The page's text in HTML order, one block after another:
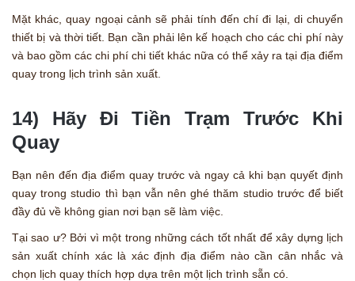
Mặt khác, quay ngoại cảnh sẽ phải tính đến chí đi lại, di chuyển
thiết bị và thời tiết. Bạn cần phải lên kế hoạch cho các chi phí này
và bao gồm các chi phí chi tiết khác nữa có thể xảy ra tại địa điểm
quay trong lịch trình sản xuất.
14) Hãy Đi Tiền Trạm Trước Khi
Quay
Bạn nên đến địa điểm quay trước và ngay cả khi bạn quyết định
quay trong studio thì bạn vẫn nên ghé thăm studio trước để biết
đầy đủ về không gian nơi bạn sẽ làm việc.
Tại sao ư? Bởi vì một trong những cách tốt nhất để xây dựng lịch
sản xuất chính xác là xác định địa điểm nào cần cân nhắc và
chọn lịch quay thích hợp dựa trên một lịch trình sẵn có.